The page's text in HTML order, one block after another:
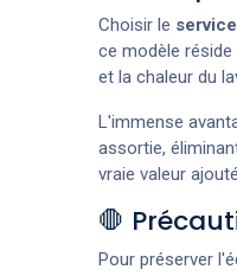
Choisir le
ce modèle
et la chaleur du
L'immense
assortie,
vraie valeur
🛑
Pour préserver